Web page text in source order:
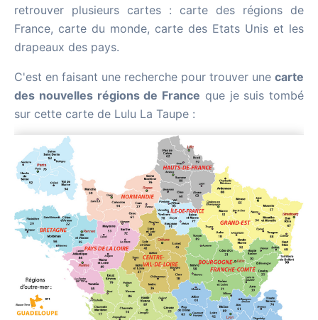
retrouver plusieurs cartes : carte des régions de
France, carte du monde, carte des Etats Unis et les
drapeaux des pays.
C'est en faisant une recherche pour trouver une carte
des nouvelles régions de France que je suis tombé
sur cette carte de Lulu La Taupe :